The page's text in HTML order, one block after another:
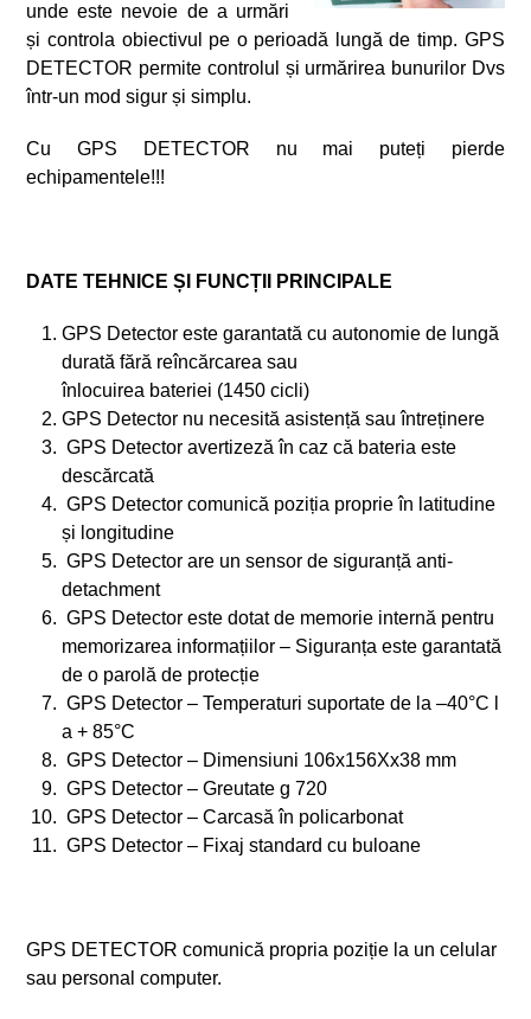
unde este nevoie de a urmări
și controla obiectivul pe o perioadă lungă de timp. GPS
DETECTOR permite controlul și urmărirea bunurilor Dvs
într-un mod sigur și simplu.
Cu GPS DETECTOR nu mai puteți pierde
echipamentele!!!
DATE TEHNICE ȘI FUNCȚII PRINCIPALE
GPS Detector este garantată cu autonomie de lungă
durată fără reîncărcarea sau
înlocuirea bateriei (1450 cicli)
GPS Detector nu necesită asistență sau întreținere
GPS Detector avertizeză în caz că bateria este
descărcată
GPS Detector comunică poziția proprie în latitudine
și longitudine
GPS Detector are un sensor de siguranță anti-
detachment
GPS Detector este dotat de memorie internă pentru
memorizarea informațiilor – Siguranța este garantată
de o parolă de protecție
GPS Detector – Temperaturi suportate de la –40°C l
a + 85°C
GPS Detector – Dimensiuni 106x156Xx38 mm
GPS Detector – Greutate g 720
GPS Detector – Carcasă în policarbonat
GPS Detector – Fixaj standard cu buloane
GPS DETECTOR comunică propria poziție la un celular
sau personal computer.